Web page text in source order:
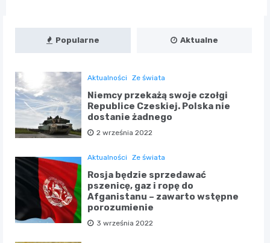
Popularne Aktualne
Aktualności Ze świata
Niemcy przekażą swoje czołgi
Republice Czeskiej. Polska nie
dostanie żadnego
2 września 2022
Aktualności Ze świata
Rosja będzie sprzedawać
pszenicę, gaz i ropę do
Afganistanu – zawarto wstępne
porozumienie
3 września 2022